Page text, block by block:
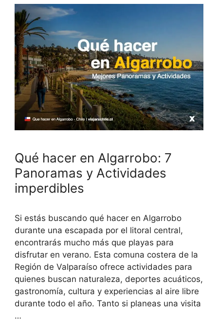
Qué hacer en Algarrobo: 7
Panoramas y Actividades
imperdibles
Si estás buscando qué hacer en Algarrobo
durante una escapada por el litoral central,
encontrarás mucho más que playas para
disfrutar en verano. Esta comuna costera de la
Región de Valparaíso ofrece actividades para
quienes buscan naturaleza, deportes acuáticos,
gastronomía, cultura y experiencias al aire libre
durante todo el año. Tanto si planeas una visita
…